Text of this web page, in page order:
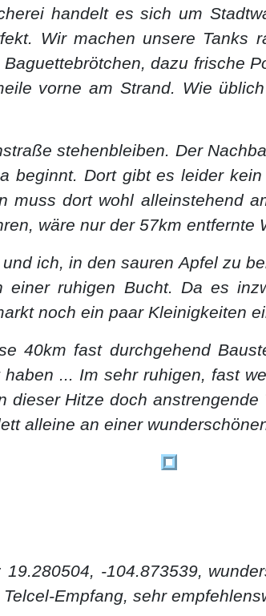
handelt es sich um
Wir machen unsere
dazu frische
vorne am Strand. Wie
stehenbleiben. Der
beginnt. Dort gibt es leider
muss dort wohl alleinstehend
wäre nur der 57km entfernte
ich, in den sauren Apfel zu
einer ruhigen Bucht. Da es
noch ein paar Kleinigkeiten
40km fast durchgehend
... Im sehr ruhigen, fast
Hitze doch
alleine an einer
-104.873539,
Empfang, sehr